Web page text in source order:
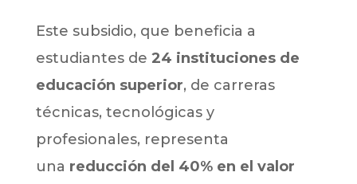
Este subsidio, que beneficia a
estudiantes de 24 instituciones de
educación superior, de carreras
técnicas, tecnológicas y
profesionales, representa
una reducción del 40% en el valor